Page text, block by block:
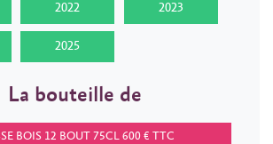
2022 2023
2025
La bouteille de
BOIS 12 BOUT 75CL 600 € TTC